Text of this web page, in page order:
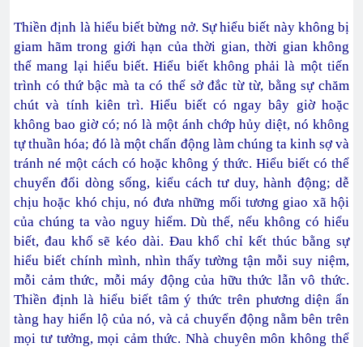
Thiền định là hiểu biết bừng nở. Sự hiểu biết này không bị
giam hãm trong giới hạn của thời gian, thời gian không
thể mang lại hiểu biết. Hiểu biết không phải là một tiến
trình có thứ bậc mà ta có thể sở đắc từ từ, bằng sự chăm
chút và tính kiên trì. Hiểu biết có ngay bây giờ hoặc
không bao giờ có; nó là một ánh chớp hủy diệt, nó không
tự thuần hóa; đó là một chấn động làm chúng ta kinh sợ và
tránh né một cách có hoặc không ý thức. Hiểu biết có thể
chuyển đổi dòng sống, kiểu cách tư duy, hành động; dễ
chịu hoặc khó chịu, nó đưa những mối tương giao xã hội
của chúng ta vào nguy hiểm. Dù thế, nếu không có hiểu
biết, đau khổ sẽ kéo dài. Đau khổ chỉ kết thúc bằng sự
hiểu biết chính mình, nhìn thấy tường tận mỗi suy niệm,
mỗi cảm thức, mỗi máy động của hữu thức lẫn vô thức.
Thiền định là hiểu biết tâm ý thức trên phương diện ẩn
tàng hay hiển lộ của nó, và cả chuyển động nằm bên trên
mọi tư tưởng, mọi cảm thức. Nhà chuyên môn không thể